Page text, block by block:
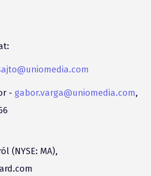
- gabor.varga@uniomedia.com,
ól(NYSE: MA),